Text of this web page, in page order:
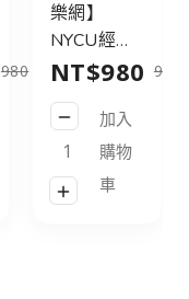
980
樂網】
NYCU經典
後背包31L
綠／NYCU
Logo
Backpack
31L_Green
NT$980 980
加入
購物
車